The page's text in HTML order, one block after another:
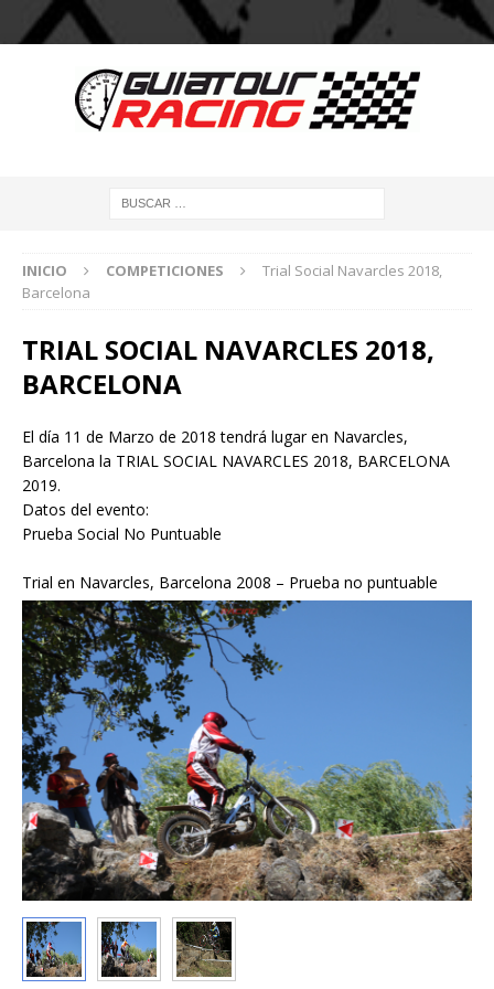
INICIO COMPETICIONES
Trial Social Navarcles 2018,
Barcelona
TRIAL SOCIAL NAVARCLES 2018,
BARCELONA
El día 11 de Marzo de 2018 tendrá lugar en Navarcles,
Barcelona la TRIAL SOCIAL NAVARCLES 2018, BARCELONA
2019.
Datos del evento:
Prueba Social No Puntuable
Trial en Navarcles, Barcelona 2008 – Prueba no puntuable